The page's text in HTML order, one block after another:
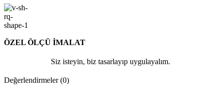
ÖZEL ÖLÇÜ İMALAT
Siz isteyin, biz tasarlayıp uygulayalım.
Değerlendirmeler (0)